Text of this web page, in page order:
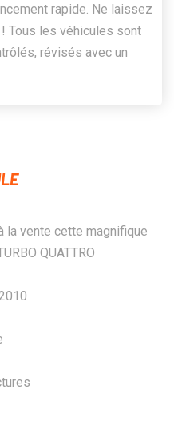
rapide. Ne laissez
Tous les véhicules sont
révisés avec un
la vente cette magnifique
QUATTRO